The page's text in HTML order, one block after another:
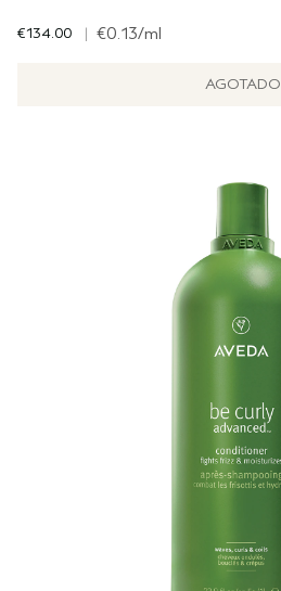
€134.00 | €0.13/ml
AGOTADO